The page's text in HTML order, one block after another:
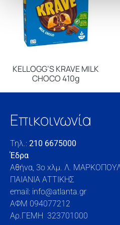
KELLOGG’S KRAVE MILK
CHOCO 410g
Επικοινωνία
Τηλ.: 210 6675000
Έδρα
Αθήνα, 3o xλμ. Λ.
ΠΑΙΑΝΙΑ ΑΤΤΙΚΗΣ
email: info@atlanta.gr
ΑΦΜ 094077212
Αρ.ΓΕΜΗ 323701000